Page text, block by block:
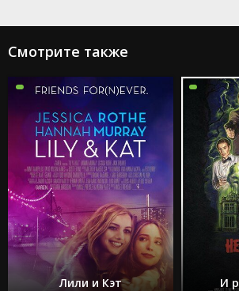
Смотрите также
Лили и Кэт И